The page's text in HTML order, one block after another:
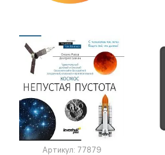
Артикул: 77879